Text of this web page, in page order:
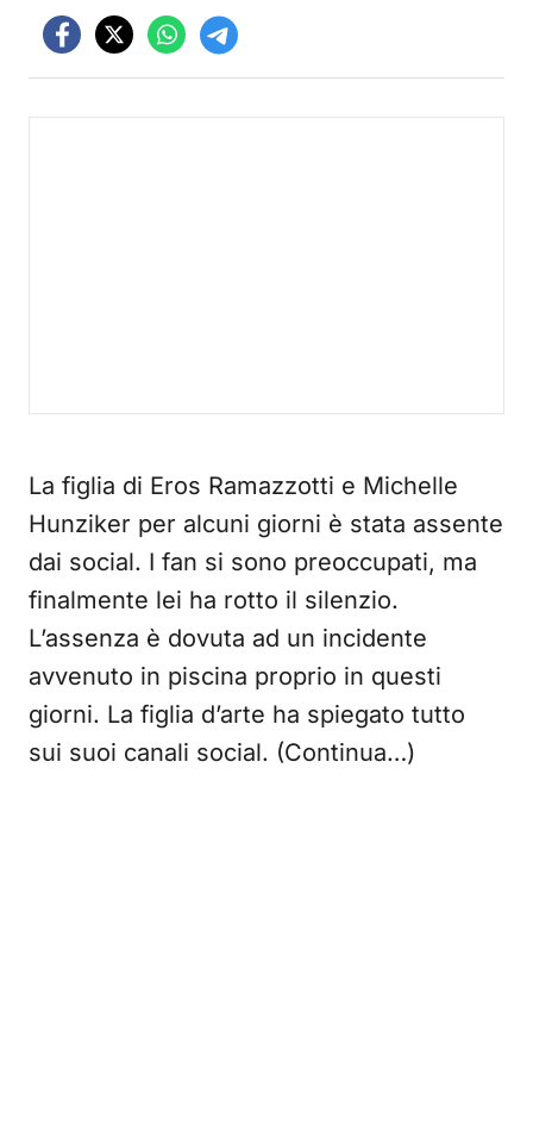
La figlia di Eros Ramazzotti e Michelle
Hunziker per alcuni giorni è stata assente
dai social. I fan si sono preoccupati, ma
finalmente lei ha rotto il silenzio.
L’assenza è dovuta ad un incidente
avvenuto in piscina proprio in questi
giorni. La figlia d’arte ha spiegato tutto
sui suoi canali social. (Continua…)